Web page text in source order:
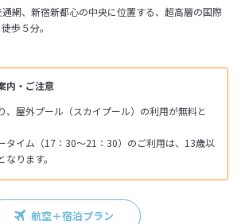
内・ご注意
、屋外プール（スカイプール）の利用が無料と
タイム（17：30～21：30）のご利用は、13歳以
ります。
網、新宿新都心の中央に位置する、超高層の国際
歩５分。
航空＋宿泊プラン